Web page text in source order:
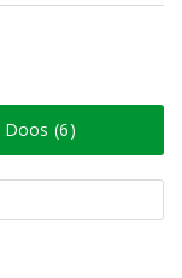
Doos (6)